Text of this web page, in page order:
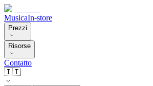
MusicaIn-store
Prezzi
Risorse
Contatto
🇮🇹